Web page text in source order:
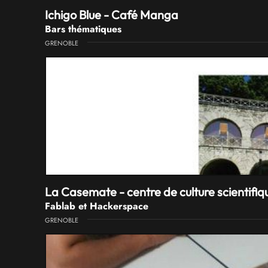
Ichigo Blue - Café Manga
Bars thématiques
GRENOBLE
La Casemate - centre de culture
Fablab et Hackerspace
GRENOBLE